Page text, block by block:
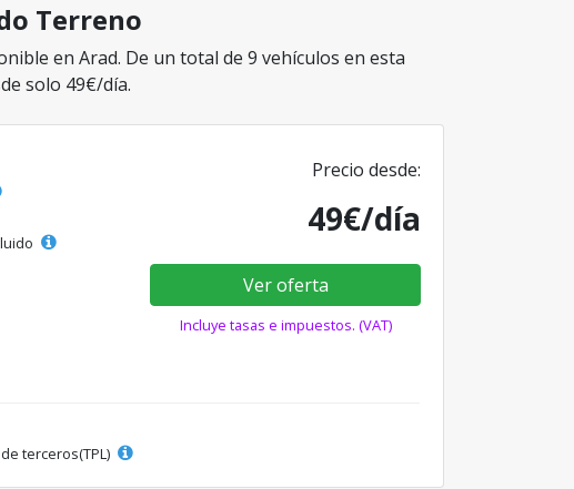
Terreno
en Arad. De un total de 9 vehículos en esta
solo 49€/día.
Precio desde:
49€/día
Ver oferta
Incluye tasas e impuestos. (VAT)
terceros(TPL)